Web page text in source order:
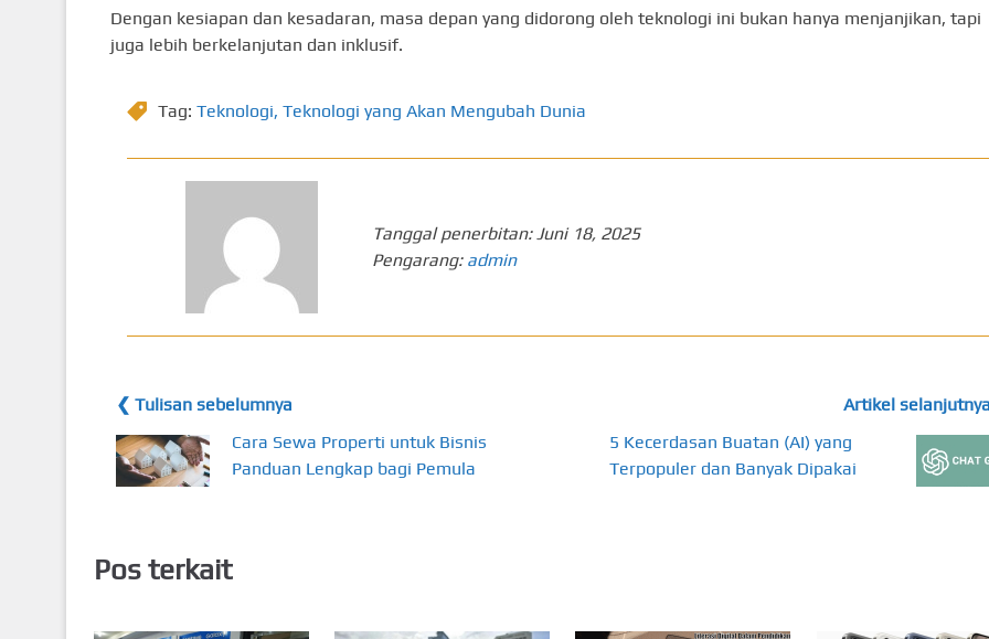
Dengan kesiapan dan kesadaran, masa depan yang didorong oleh teknologi ini bukan hanya menjanjikan, tapi
juga lebih berkelanjutan dan inklusif.
Tag: Teknologi, Teknologi yang Akan Mengubah Dunia
Tanggal penerbitan: Juni 18, 2025
Pengarang: admin
❮ Tulisan sebelumnya
Cara Sewa Properti untuk Bisnis
Panduan Lengkap bagi Pemula
Artikel
5 Kecerdasan Buatan (AI) yang
Terpopuler dan Banyak Dipakai
Pos terkait